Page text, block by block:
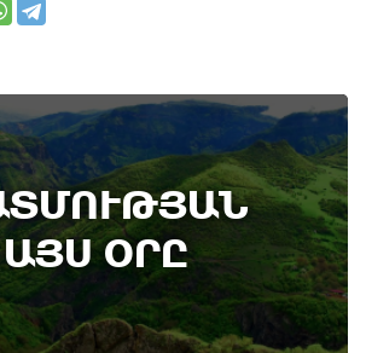
ԱՅՍ ՕՐԸ
of August
օր. պատմության
այս օրը (7 օգոստոս)